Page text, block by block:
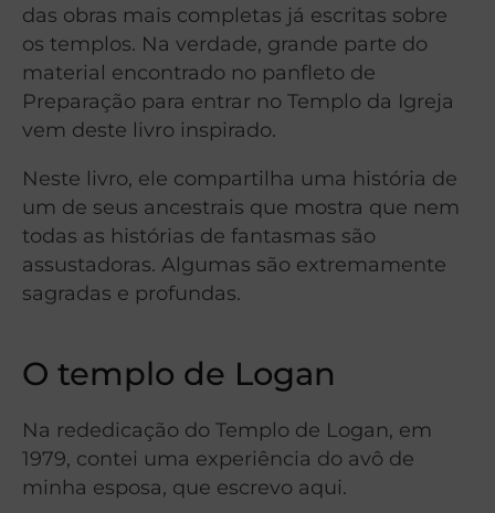
das obras mais completas já escritas sobre
os templos. Na verdade, grande parte do
material encontrado no panfleto de
Preparação para entrar no Templo da Igreja
vem deste livro inspirado.
Neste livro, ele compartilha uma história de
um de seus ancestrais que mostra que nem
todas as histórias de fantasmas são
assustadoras. Algumas são extremamente
sagradas e profundas.
O templo de Logan
Na rededicação do Templo de Logan, em
1979, contei uma experiência do avô de
minha esposa, que escrevo aqui.